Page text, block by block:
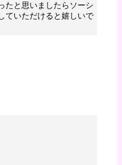
たと思いましたらソーシ
ていただけると嬉しいで